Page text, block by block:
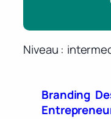
Niveau
Branding